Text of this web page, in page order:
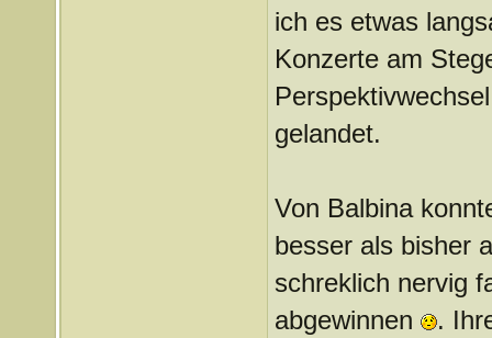
ich es etwas
Konzerte am
gelandet.
Von Balbina
besser als bisher
schreklich nervig
abgewinnen
.